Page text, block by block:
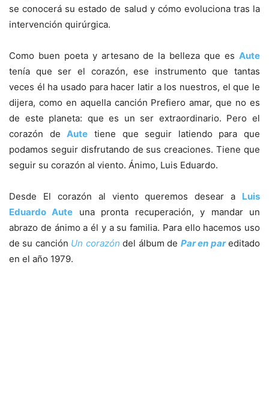
se conocerá su estado de salud y cómo evoluciona tras la
intervención quirúrgica.
Como buen poeta y artesano de la belleza que es Aute
tenía que ser el corazón, ese instrumento que tantas
veces él ha usado para hacer latir a los nuestros, el que le
dijera, como en aquella canción Prefiero amar, que no es
de este planeta: que es un ser extraordinario. Pero el
corazón deAute tiene que seguir latiendo para que
podamos seguir disfrutando de sus creaciones. Tiene que
seguir su corazón al viento. Ánimo, Luis Eduardo.
Desde El corazón al viento queremos desear a Luis
Eduardo Aute una pronta recuperación, y mandar un
abrazo de ánimo a él y a su familia. Para ello hacemos uso
de su canción Un corazón del álbum de Par en pareditado
en el año 1979.